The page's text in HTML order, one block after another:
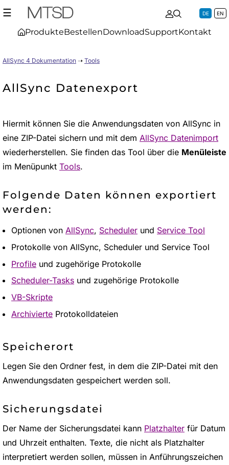
☰
ProdukteBestellenDownloadSupportKontakt
DE EN
AllSync 4 Dokumentation ➝ Tools
AllSync Datenexport
Hiermit können Sie die Anwendungsdaten von AllSync in
eine ZIP-Datei sichern und mit dem AllSync Datenimport
wiederherstellen. Sie finden das Tool über die Menüleiste
im Menüpunkt Tools.
Folgende Daten können exportiert
werden:
Optionen von AllSync, Scheduler und Service Tool
Protokolle von AllSync, Scheduler und Service Tool
Profile und zugehörige Protokolle
Scheduler-Tasks und zugehörige Protokolle
VB-Skripte
Archivierte Protokolldateien
Speicherort
Legen Sie den Ordner fest, in dem die ZIP-Datei mit den
Anwendungsdaten gespeichert werden soll.
Sicherungsdatei
Der Name der Sicherungsdatei kann Platzhalter für Datum
und Uhrzeit enthalten. Texte, die nicht als Platzhalter
interpretiert werden sollen, müssen in Anführungszeichen